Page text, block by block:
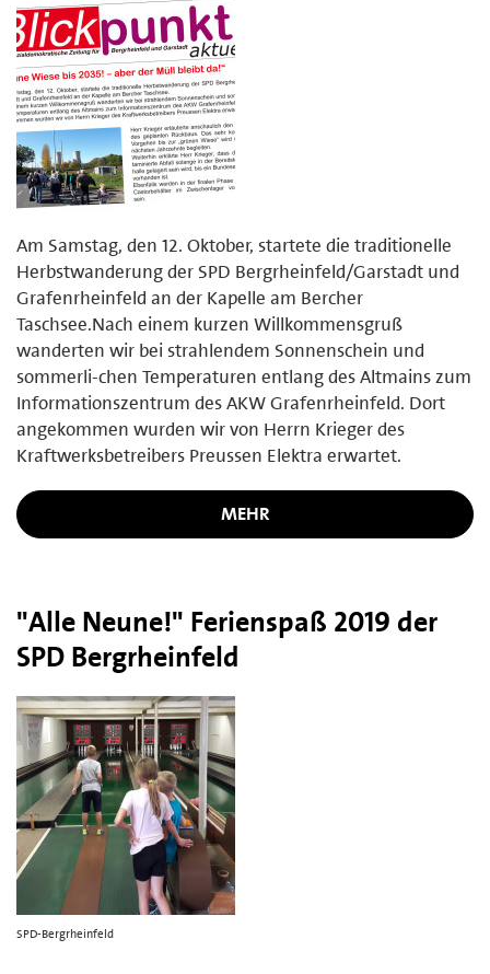
Am Samstag, den 12. Oktober, startete die traditionelle
Herbstwanderung der SPD Bergrheinfeld/Garstadt und
Grafenrheinfeld an der Kapelle am Bercher
Taschsee.Nach einem kurzen Willkommensgruß
wanderten wir bei strahlendem Sonnenschein und
sommerli-chen Temperaturen entlang des Altmains zum
Informationszentrum des AKW Grafenrheinfeld. Dort
angekommen wurden wir von Herrn Krieger des
Kraftwerksbetreibers Preussen Elektra erwartet.
MEHR
"Alle Neune!" Ferienspaß 2019 der
SPD Bergrheinfeld
SPD-Bergrheinfeld